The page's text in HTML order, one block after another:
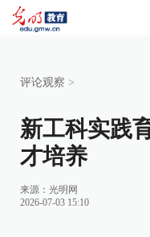
评论观察 >
新工科实践
才培养
来源： 光明网
2026-07-03 15:10